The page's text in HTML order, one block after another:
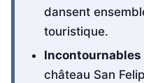
dansent
touristique.
Incontournables
château San